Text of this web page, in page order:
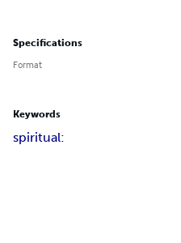
Specifications
Format
Keywords
spiritual: